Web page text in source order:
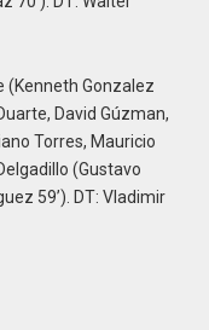
(Kenneth Gonzalez
David Gúzman,
Torres, Mauricio
(Gustavo
59’). DT: Vladimir